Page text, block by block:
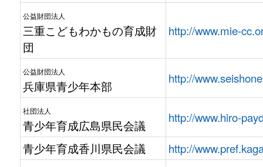
公益財団法人
三重こどもわかもの育成財
団
http://www.mie-
公益財団法人
兵庫県青少年本部
http://
社団法人
青少年育成広島県民会議
http://www.hiro-
青少年育成香川県民会議 http://